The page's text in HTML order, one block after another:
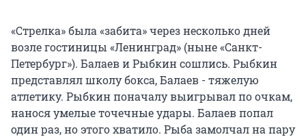
«Стрелка» была «забита» через несколько дней
возле гостиницы «Ленинград» (ныне «Санкт-
Петербург»). Балаев и Рыбкин сошлись. Рыбкин
представлял школу бокса, Балаев - тяжелую
атлетику. Рыбкин поначалу выигрывал по очкам,
нанося умелые точечные удары. Балаев попал
один раз, но этого хватило. Рыба замолчал на пару